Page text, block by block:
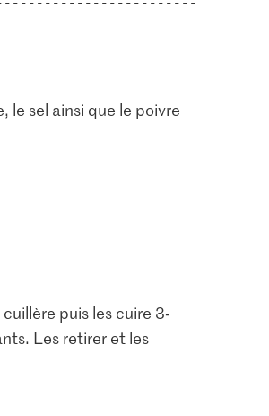
le sel ainsi que le poivre
puis les cuire 3-
Les retirer et les